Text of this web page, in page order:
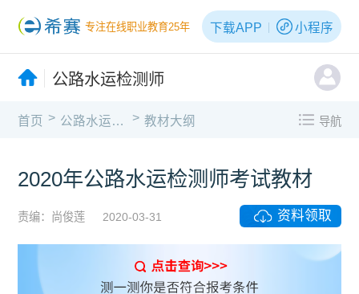
专注在线职业教育25年 下载APP 小程序
公路水运检测师
首页 > 公路水运检测师 > 教材大纲 导航
2020年公路水运检测师考试教材
责编：尚俊莲 2020-03-31 资料领取